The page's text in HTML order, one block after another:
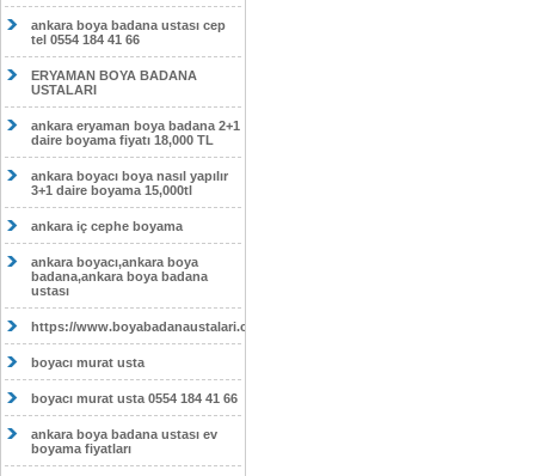
ankara boya badana ustası cep
tel 0554 184 41 66
ERYAMAN BOYA BADANA
USTALARI
ankara eryaman boya badana 2+1
daire boyama fiyatı 18,000 TL
ankara boyacı boya nasıl yapılır
3+1 daire boyama 15,000tl
ankara iç cephe boyama
ankara boyacı,ankara boya
badana,ankara boya badana
ustası
https://www.boyabadanaustalari.com/
boyacı murat usta
boyacı murat usta 0554 184 41 66
ankara boya badana ustası ev
boyama fiyatları